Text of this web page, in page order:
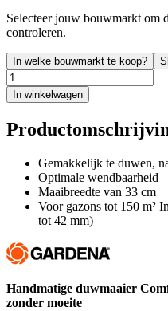
Selecteer jouw bouwmarkt om
controleren.
In welke bouwmarkt te koop?
In winkelwagen
Gemakkelijk te duwen,
Optimale wendbaarheid
Maaibreedte van 33 cm
Voor gazons tot 150 m²
tot 42 mm)
Handmatige duwmaaier
zonder moeite